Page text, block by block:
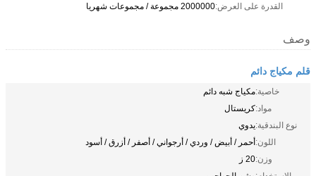
القدرة على العرض:2000000 مجموعة / مجموعات شهريا
وصف
قلم مكياج دائم
خاصية:مكياج شبه دائم
مواد:كريستال
نوع البندقية:يدوي
اللون:أحمر / أبيض / وردي / أرجواني / أصفر / أزرق / أسود
وزن:20 ز